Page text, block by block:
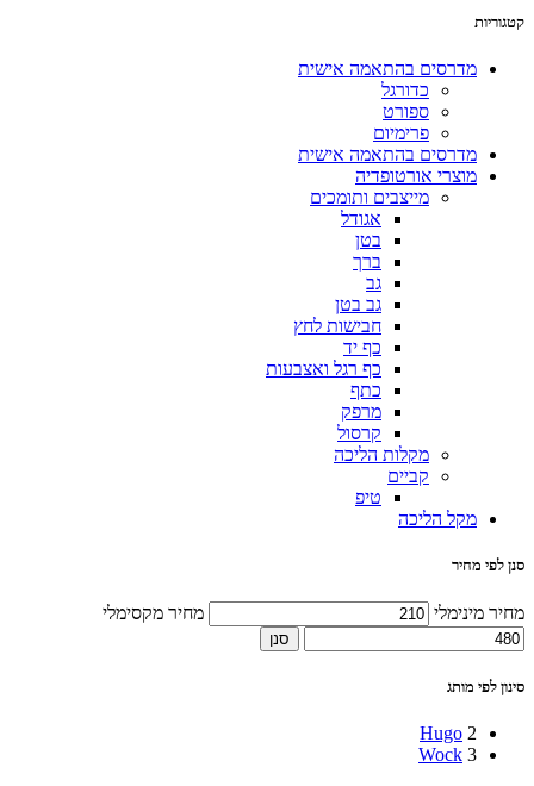
קטגוריות
מדרסים בהתאמה אישית
כדורגל
ספורט
פרימיום
מדרסים בהתאמה אישית
מוצרי אורטופדיה
מייצבים ותומכים
אגודל
בטן
ברך
גב
גב בטן
חבישות לחץ
כף יד
כף רגל ואצבעות
כתף
מרפק
קרסול
מקלות הליכה
קביים
טיפ
מקל הליכה
סנן לפי מחיר
מחיר מינימלי מחיר מקסימלי
סנן
סינון לפי מותג
Hugo 2
Wock 3